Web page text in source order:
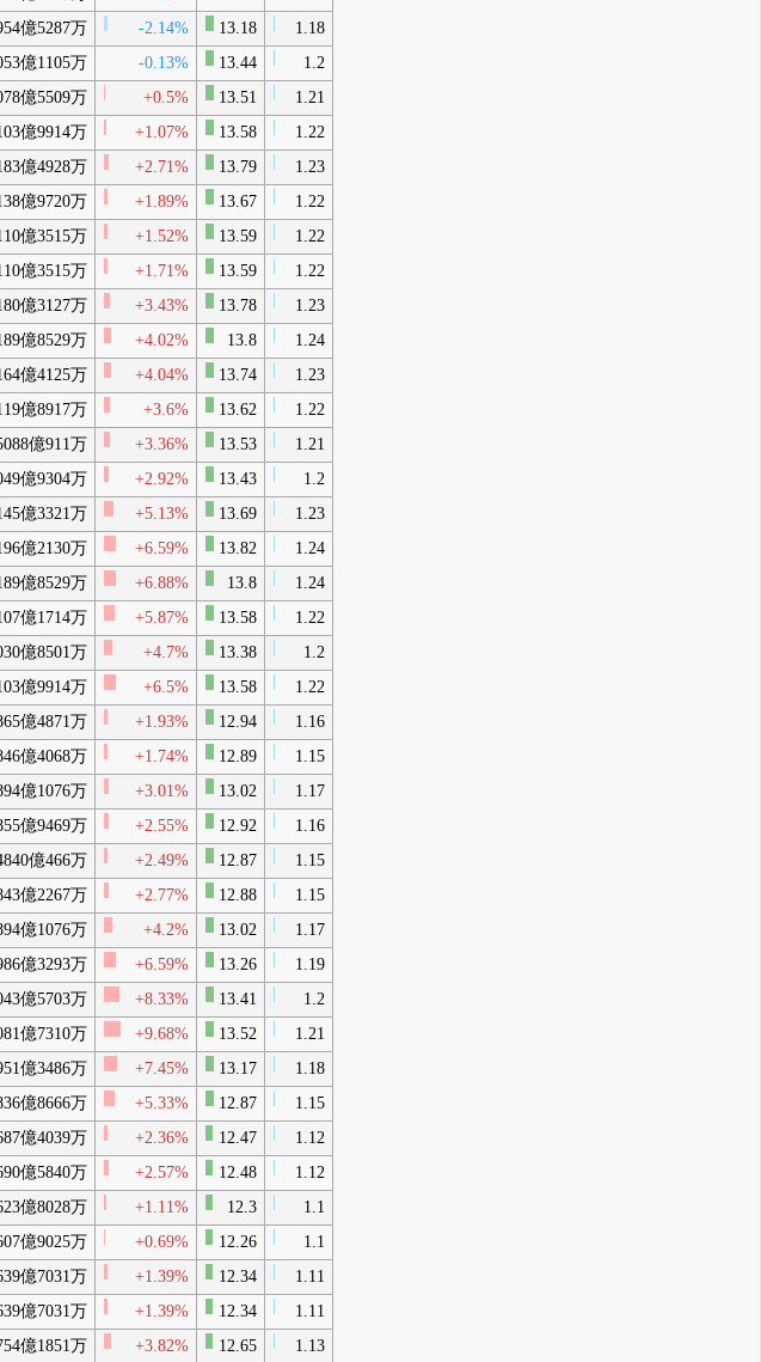
億5287万 -2.14% 13.18
1.18
億1105万 -0.13% 13.44
1.2
億5509万 +0.5% 13.51
1.21
億9914万 +1.07% 13.58
1.22
億4928万 +2.71% 13.79
1.23
億9720万 +1.89% 13.67
1.22
億3515万 +1.52% 13.59
1.22
億3515万 +1.71% 13.59
1.22
億3127万 +3.43% 13.78
1.23
億8529万 +4.02% 13.8
1.24
億4125万 +4.04% 13.74
1.23
億8917万 +3.6% 13.62
1.22
億911万 +3.36% 13.53
1.21
億9304万 +2.92% 13.43
1.2
億3321万 +5.13% 13.69
1.23
億2130万 +6.59% 13.82
1.24
億8529万 +6.88% 13.8
1.24
億1714万 +5.87% 13.58
1.22
億8501万 +4.7% 13.38
1.2
億9914万 +6.5% 13.58
1.22
億4871万 +1.93% 12.94
1.16
億4068万 +1.74% 12.89
1.15
億1076万 +3.01% 13.02
1.17
億9469万 +2.55% 12.92
1.16
億466万 +2.49% 12.87
1.15
億2267万 +2.77% 12.88
1.15
億1076万 +4.2% 13.02
1.17
億3293万 +6.59% 13.26
1.19
億5703万 +8.33% 13.41
1.2
億7310万 +9.68% 13.52
1.21
億3486万 +7.45% 13.17
1.18
億8666万 +5.33% 12.87
1.15
億4039万 +2.36% 12.47
1.12
億5840万 +2.57% 12.48
1.12
億8028万 +1.11% 12.3
1.1
億9025万 +0.69% 12.26
1.1
億7031万 +1.39% 12.34
1.11
億7031万 +1.39% 12.34
1.11
億1851万 +3.82% 12.65
1.13